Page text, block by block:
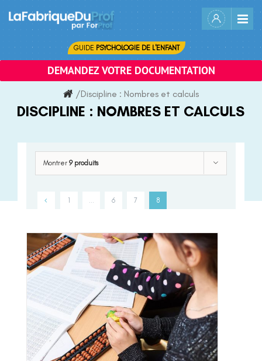
content
GUIDE PSYCHOLOGIE DE L'ENFANT
DEMANDEZ VOTRE DOCUMENTATION
/Discipline : Nombres et calculs
DISCIPLINE : NOMBRES ET CALCULS
Montrer 9 produits
1 6 7 8